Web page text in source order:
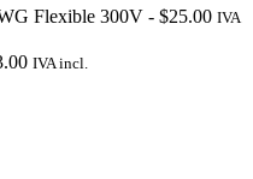
Flexible 300V - $25.00 IVA
IVA incl.